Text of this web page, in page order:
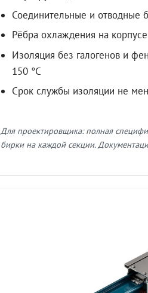
Соединительные и отводные
Рёбра охлаждения на корпусе
Изоляция без галогенов и
150 °C
Срок службы изоляции не
Для проектировщика: полная
бирки на каждой секции.